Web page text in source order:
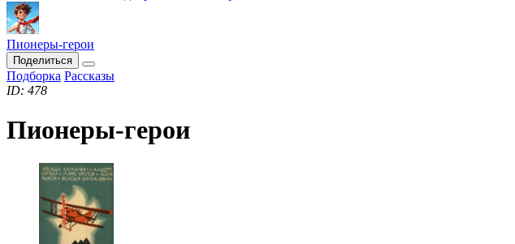
Пионеры-герои
Поделиться
Подборка Рассказы
ID: 478
Пионеры-герои